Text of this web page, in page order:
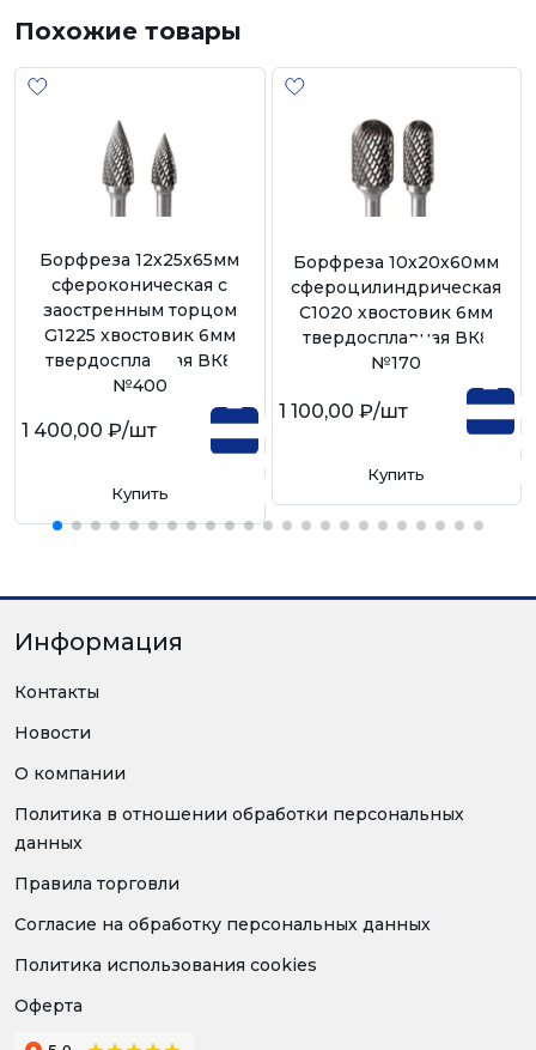
Похожие товары
Борфреза 12х25х65мм
сфероконическая с
заостренным торцом
G1225 хвостовик 6мм
твердосплавная ВК8
№400
1 400,00 ₽/шт
Купить
Борфреза 10х20х60мм
сфероцилиндрическая
C1020 хвостовик 6мм
твердосплавная ВК8
№170
1 100,00 ₽/шт
Купить
Информация
Контакты
Новости
О компании
Политика в отношении обработки персональных
данных
Правила торговли
Согласие на обработку персональных данных
Политика использования cookies
Оферта